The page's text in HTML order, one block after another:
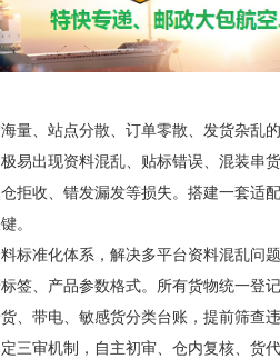
量、站点分散、订单零散、发货杂乱
易出现资料混乱、贴标错误、混装串
拒收、错发漏发等损失。搭建一套适
。
准化体系，解决多平台资料混乱问
签、产品参数格式。所有货物统一登
、带电、敏感货分类台账，提前筛查
三审机制，自主初审、仓内复核、货